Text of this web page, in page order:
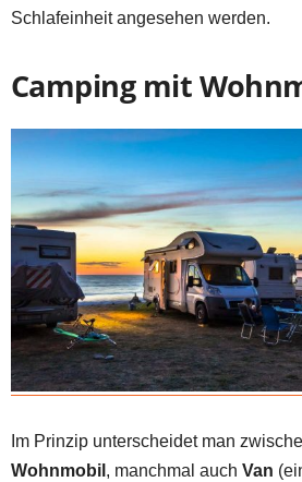
Schlafeinheit angesehen werden.
Camping mit
Im Prinzip unterscheidet man
Wohnmobil , manchmal auch Van